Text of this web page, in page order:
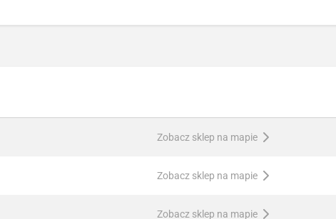
Zobacz sklep na mapie
Zobacz sklep na mapie
Zobacz sklep na mapie